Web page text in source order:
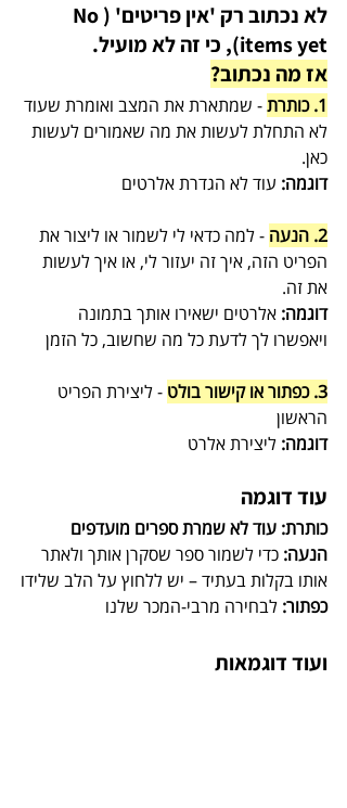
לא נכתוב רק 'אין פריטים' (No
items yet), כי זה לא מועיל.
אז מה נכתוב?
1. כותרת
- שמתארת את המצב ואומרת שעוד
לא התחלת לעשות את מה שאמורים לעשות
כאן.
דוגמה: עוד לא הגדרת אלרטים
2. הנעה
- למה כדאי לי לשמור או ליצור את
הפריט הזה, איך זה יעזור לי, או איך לעשות
את זה.
דוגמה: אלרטים ישאירו אותך בתמונה
ויאפשרו לך לדעת כל מה שחשוב, כל הזמן
3. כפתור או קישור בולט
- ליצירת הפריט
הראשון
דוגמה: ליצירת אלרט
עוד דוגמה
כותרת: עוד לא שמרת ספרים מועדפים
הנעה: כדי לשמור ספר שסקרן אותך ולאתר
אותו בקלות בעתיד – יש ללחוץ על הלב שלידו
כפתור: לבחירה מרבי-המכר שלנו
ועוד דוגמאות